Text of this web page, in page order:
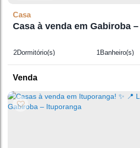
Casa à venda em Gabiroba –
Casa
2 Dormitório(s) 1 Banheiro(s)